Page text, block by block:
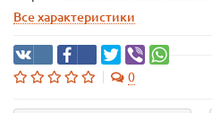
Все характеристики
0